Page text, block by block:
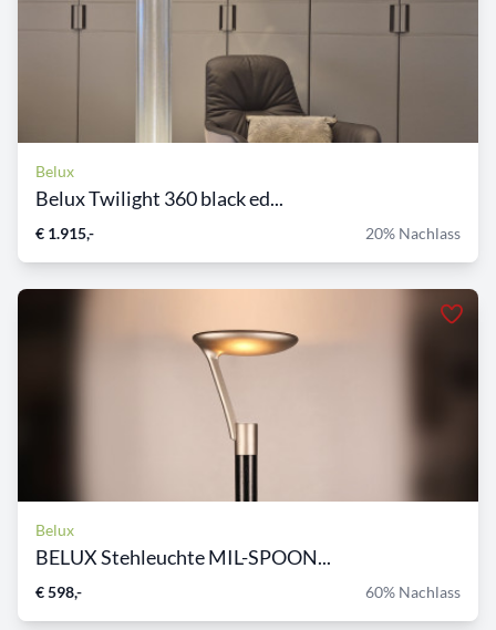
Belux
Belux Twilight 360 black ed...
€ 1.915,- 20% Nachlass
Belux
BELUX Stehleuchte MIL-SPOON...
€ 598,- 60% Nachlass